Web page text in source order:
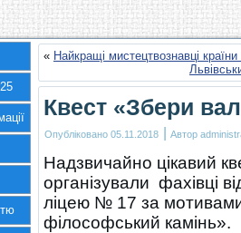
« Найкращі мистецтвознавці
Квест «Збери
Опубліковано 05.11.2018 | Автор
Надзвичайно цікавий
організували фахівці
ліцею № 17 за мотивами
філософський камінь».